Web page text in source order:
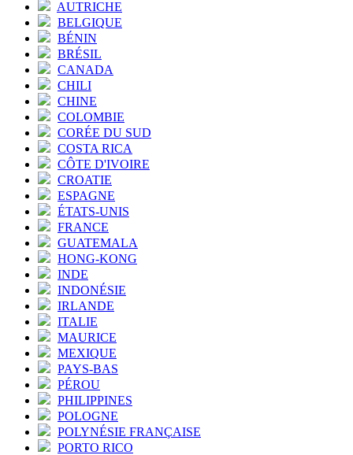
AUTRICHE
BELGIQUE
BÉNIN
BRÉSIL
CANADA
CHILI
CHINE
COLOMBIE
CORÉE DU SUD
COSTA RICA
CÔTE D'IVOIRE
CROATIE
ESPAGNE
ÉTATS-UNIS
FRANCE
GUATEMALA
HONG-KONG
INDE
INDONÉSIE
IRLANDE
ITALIE
MAURICE
MEXIQUE
PAYS-BAS
PÉROU
PHILIPPINES
POLOGNE
POLYNÉSIE FRANÇAISE
PORTO RICO